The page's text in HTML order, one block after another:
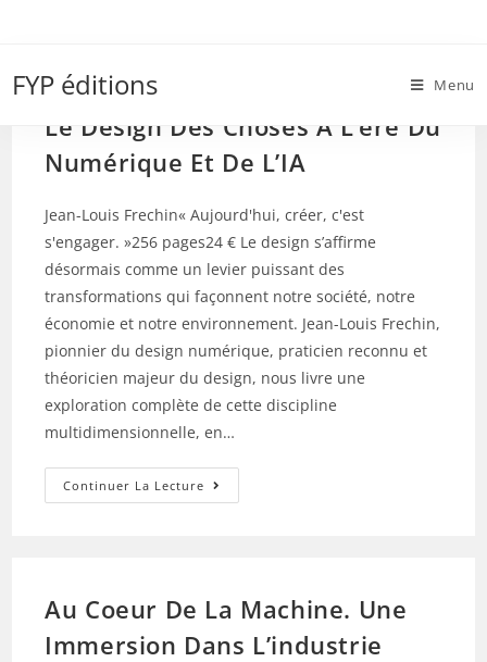
FYP éditions Menu
Le Design Des Choses À L’ère Du
Numérique Et De L’IA
Jean-Louis Frechin« Aujourd'hui, créer, c'est
s'engager. »256 pages24 € Le design s’affirme
désormais comme un levier puissant des
transformations qui façonnent notre société, notre
économie et notre environnement. Jean-Louis Frechin,
pionnier du design numérique, praticien reconnu et
théoricien majeur du design, nous livre une
exploration complète de cette discipline
multidimensionnelle, en…
Continuer La Lecture Le
Design
Et
De
L’IA
Au Coeur De La Machine. Une
Immersion Dans L’industrie